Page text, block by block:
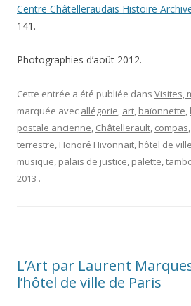
Centre Châtelleraudais Histoire
141.
Photographies d’août 2012.
Cette entrée a été publiée dans Visites,
marquée avec allégorie, art, baïonnette,
postale ancienne, Châtellerault, compas,
terrestre, Honoré Hivonnait, hôtel de ville
musique, palais de justice, palette,
2013 .
L’Art par Laurent
l’hôtel de ville de Paris